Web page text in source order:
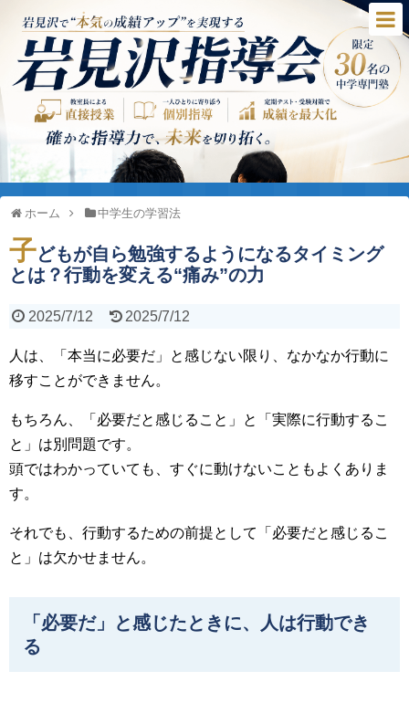
ホーム 中学生の学習法
子どもが自ら勉強するようになるタイミング
とは？行動を変える“痛み”の力
2025/7/12 2025/7/12
人は、「本当に必要だ」と感じない限り、なかなか行動に
移すことができません。
もちろん、「必要だと感じること」と「実際に行動するこ
と」は別問題です。
頭ではわかっていても、すぐに動けないこともよくありま
す。
それでも、行動するための前提として「必要だと感じるこ
と」は欠かせません。
「必要だ」と感じたときに、人は行動でき
る